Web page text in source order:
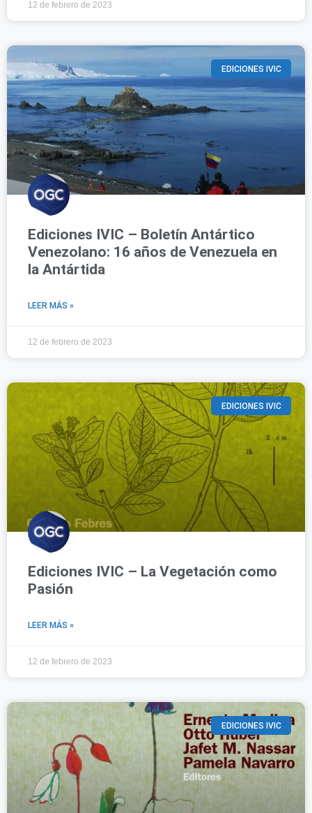
12 de febrero de 2023
EDICIONES IVIC
Ediciones IVIC – Boletín Antártico
Venezolano: 16 años de Venezuela en
la Antártida
LEER MÁS »
12 de febrero de 2023
EDICIONES IVIC
Ediciones IVIC – La Vegetación como
Pasión
LEER MÁS »
12 de febrero de 2023
EDICIONES IVIC